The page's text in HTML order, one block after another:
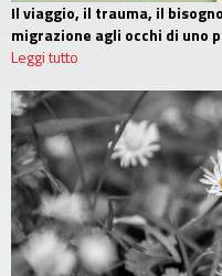
Il viaggio, il trauma, il
migrazione agli occhi di uno
Leggi tutto